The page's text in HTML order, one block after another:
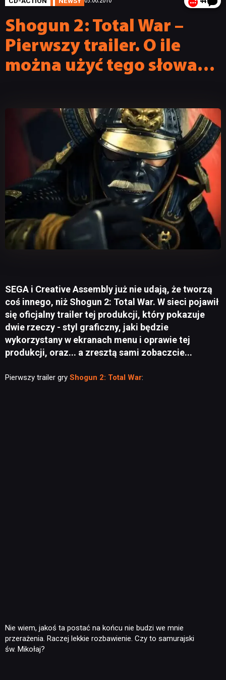
Shogun 2: Total War –
Pierwszy trailer. O ile
można użyć tego słowa…
SEGA i Creative Assembly już nie udają, że tworzą
coś innego, niż Shogun 2: Total War. W sieci pojawił
się oficjalny trailer tej produkcji, który pokazuje
dwie rzeczy - styl graficzny, jaki będzie
wykorzystany w ekranach menu i oprawie tej
produkcji, oraz... a zresztą sami zobaczcie...
Pierwszy trailer gry Shogun 2: Total War:
Nie wiem, jakoś ta postać na końcu nie budzi we mnie
przerażenia. Raczej lekkie rozbawienie. Czy to samurajski
św. Mikołaj?